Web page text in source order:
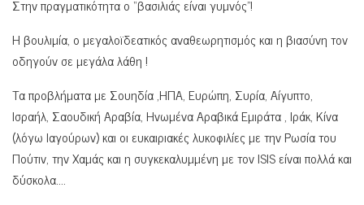
Στην πραγματικότητα ο “βασιλιάς είναι γυμνός”!
Η βουλιμία, ο μεγαλοϊδεατικός αναθεωρητισμός και η βιασύνη τον
οδηγούν σε μεγάλα λάθη !
Τα προβλήματα με Σουηδία ,ΗΠΑ, Ευρώπη, Συρία, Αίγυπτο,
Ισραήλ, Σαουδική Αραβία, Ηνωμένα Αραβικά Εμιράτα , Ιράκ, Κίνα
(λόγω Ιαγούρων) και οι ευκαιριακές λυκοφιλίες με την Ρωσία του
Πούτιν, την Χαμάς και η συγκεκαλυμμένη με τον ΙSIS είναι πολλά και
δύσκολα….